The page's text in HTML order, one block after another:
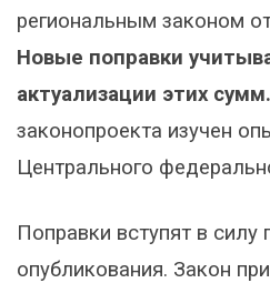
региональным законом
Новые поправки
актуализации этих сумм.
законопроекта изучен
Центрального
Поправки вступят в
опубликования. Закон